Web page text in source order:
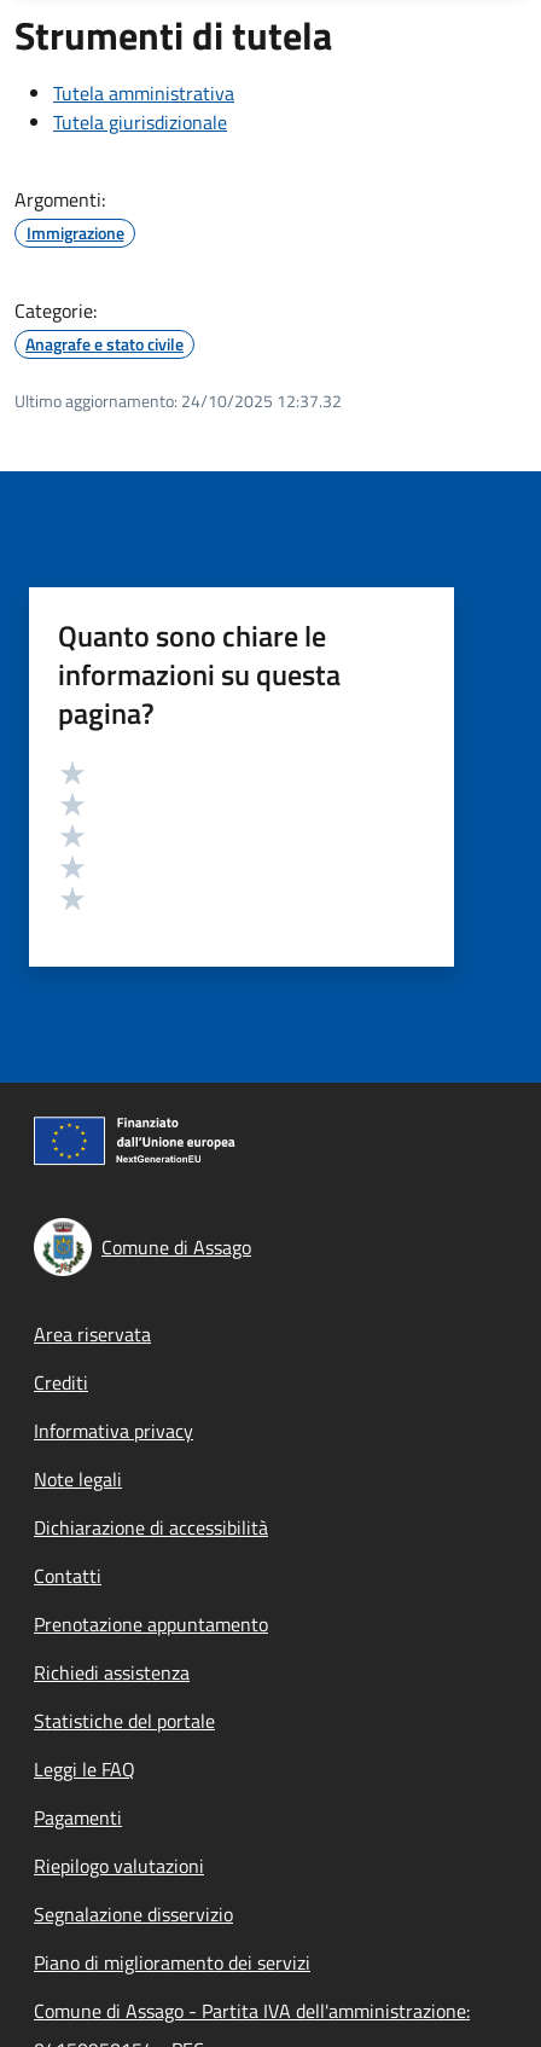
Strumenti di tutela
Tutela amministrativa
Tutela giurisdizionale
Argomenti:
Immigrazione
Categorie:
Anagrafe e stato civile
Ultimo aggiornamento: 24/10/2025 12:37.32
Quanto sono chiare le
informazioni su questa
pagina?
Valutazione
Comune di Assago
Footer menu
Area riservata
Crediti
Informativa privacy
Note legali
Dichiarazione di accessibilità
Contatti
Prenotazione appuntamento
Richiedi assistenza
Statistiche del portale
Leggi le FAQ
Pagamenti
Riepilogo valutazioni
Segnalazione disservizio
Piano di miglioramento dei servizi
Comune di Assago - Partita IVA dell'amministrazione: